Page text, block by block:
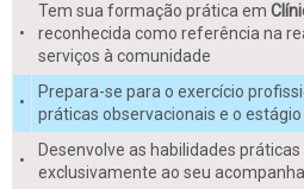
•
Tem sua formação prática em
reconhecida como referência na
serviços à comunidade
•
Prepara-se para o exercício
práticas observacionais e o
•
Desenvolve as habilidades
exclusivamente ao seu